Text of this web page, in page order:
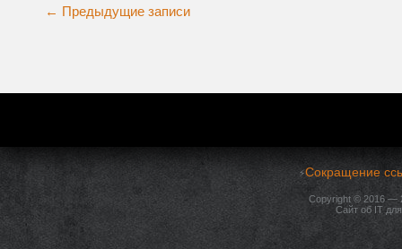
Больше
← Предыдущие записи
⚡Сокращение
Copyright © 2016 —
Сайт об IT